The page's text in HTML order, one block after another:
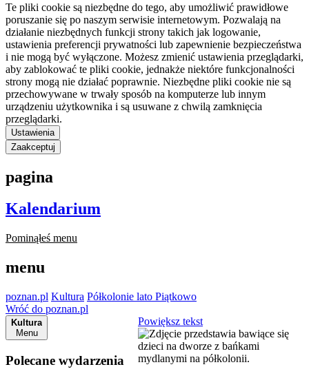
Te pliki cookie są niezbędne do tego, aby umożliwić prawidłowe
poruszanie się po naszym serwisie internetowym. Pozwalają na
działanie niezbędnych funkcji strony takich jak logowanie,
ustawienia preferencji prywatności lub zapewnienie bezpieczeństwa
i nie mogą być wyłączone. Możesz zmienić ustawienia przeglądarki,
aby zablokować te pliki cookie, jednakże niektóre funkcjonalności
strony mogą nie działać poprawnie. Niezbędne pliki cookie nie są
przechowywane w trwały sposób na komputerze lub innym
urządzeniu użytkownika i są usuwane z chwilą zamknięcia
przeglądarki.
Ustawienia
Zaakceptuj
pagina
Kalendarium
Pominąłeś menu
menu
poznan.pl Kultura Półkolonie lato Piątkowo
Wróć do poznan.pl
Kultura
Menu
Polecane wydarzenia
Powiększ tekst